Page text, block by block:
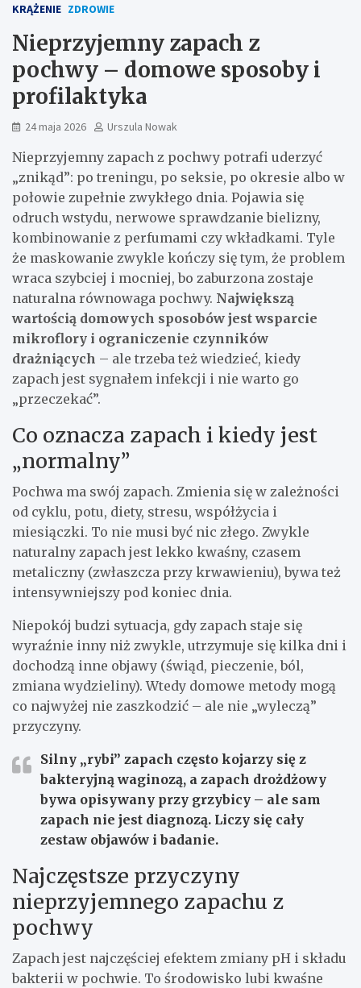
KRĄŻENIE ZDROWIE
Nieprzyjemny zapach z
pochwy – domowe sposoby i
profilaktyka
24 maja 2026 Urszula Nowak
Nieprzyjemny zapach z pochwy potrafi uderzyć
„znikąd”: po treningu, po seksie, po okresie albo w
połowie zupełnie zwykłego dnia. Pojawia się
odruch wstydu, nerwowe sprawdzanie bielizny,
kombinowanie z perfumami czy wkładkami. Tyle
że maskowanie zwykle kończy się tym, że problem
wraca szybciej i mocniej, bo zaburzona zostaje
naturalna równowaga pochwy. Największą
wartością domowych sposobów jest wsparcie
mikroflory i ograniczenie czynników
drażniących – ale trzeba też wiedzieć, kiedy
zapach jest sygnałem infekcji i nie warto go
„przeczekać”.
Co oznacza zapach i kiedy jest
„normalny”
Pochwa ma swój zapach. Zmienia się w zależności
od cyklu, potu, diety, stresu, współżycia i
miesiączki. To nie musi być nic złego. Zwykle
naturalny zapach jest lekko kwaśny, czasem
metaliczny (zwłaszcza przy krwawieniu), bywa też
intensywniejszy pod koniec dnia.
Niepokój budzi sytuacja, gdy zapach staje się
wyraźnie inny niż zwykle, utrzymuje się kilka dni i
dochodzą inne objawy (świąd, pieczenie, ból,
zmiana wydzieliny). Wtedy domowe metody mogą
co najwyżej nie zaszkodzić – ale nie „wyleczą”
przyczyny.
Silny „rybi” zapach często kojarzy się z
bakteryjną waginozą, a zapach drożdżowy
bywa opisywany przy grzybicy – ale sam
zapach nie jest diagnozą. Liczy się cały
zestaw objawów i badanie.
Najczęstsze przyczyny
nieprzyjemnego zapachu z
pochwy
Zapach jest najczęściej efektem zmiany pH i składu
bakterii w pochwie. To środowisko lubi kwaśne